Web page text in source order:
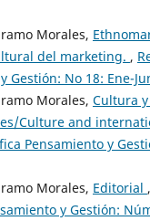
Morales,
del marketing. ,
Gestión: No 18: Ene-
Morales, Cultura
Culture and
Pensamiento y
Morales, Editorial ,
y Gestión: